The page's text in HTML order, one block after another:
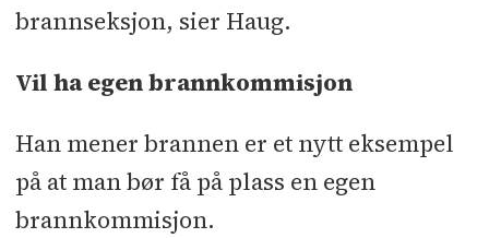
brannseksjon, sier Haug.
Vil ha egen brannkommisjon
Han mener brannen er et nytt eksempel
på at man bør få på plass en egen
brannkommisjon.